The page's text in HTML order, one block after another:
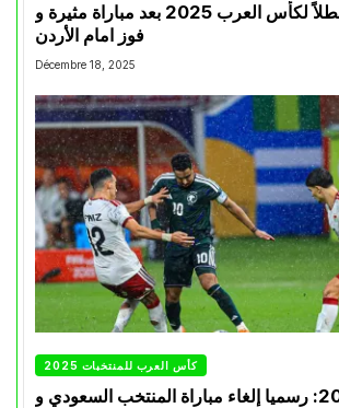
المغرب يتوج بطلاً لكأس العرب 2025 بعد مباراة مثيرة و
فوز امام الأردن
Décembre 18, 2025
كأس العرب للمنتخبات 2025
كأس العرب 2025: رسميا إلغاء مباراة المنتخب السعودي و